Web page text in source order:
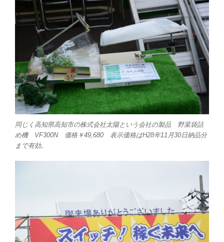
同じく高知県高知市の株式会社太陽という会社の製品 野菜袋詰
め機 VF300N 価格￥49,680 表示価格はH28年11月30日納品分
まで有効。